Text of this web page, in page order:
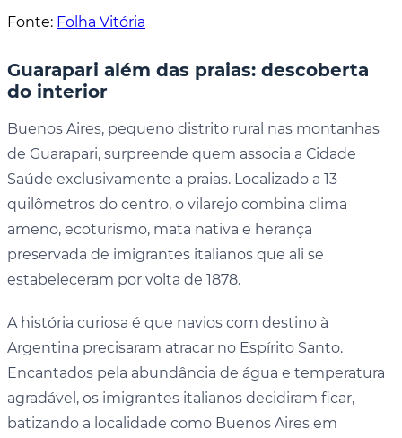
Fonte: Folha Vitória
Guarapari além das praias: descoberta
do interior
Buenos Aires, pequeno distrito rural nas montanhas
de Guarapari, surpreende quem associa a Cidade
Saúde exclusivamente a praias. Localizado a 13
quilômetros do centro, o vilarejo combina clima
ameno, ecoturismo, mata nativa e herança
preservada de imigrantes italianos que ali se
estabeleceram por volta de 1878.
A história curiosa é que navios com destino à
Argentina precisaram atracar no Espírito Santo.
Encantados pela abundância de água e temperatura
agradável, os imigrantes italianos decidiram ficar,
batizando a localidade como Buenos Aires em